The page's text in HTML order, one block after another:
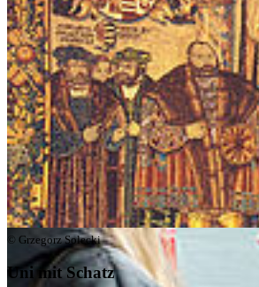
© Grzegorz Solecki
Uni mit Schatz